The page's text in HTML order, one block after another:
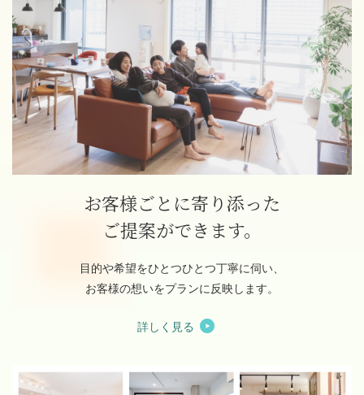
お客様ごとに寄り添った
ご提案ができます。
目的や希望をひとつひとつ丁寧に伺い、
お客様の想いをプランに反映します。
詳しく見る